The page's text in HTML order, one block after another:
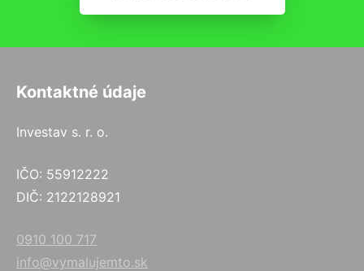
Kontaktné údaje
Investav s. r. o.
IČO: 55912222
DIČ: 2122128921
0910 100 717
info@vymalujemto.sk